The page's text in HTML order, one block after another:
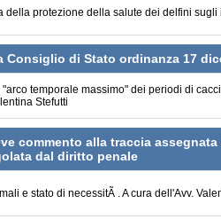
della protezione della salute dei delfini
Consiglio di Stato ordinanza 17
temporale massimo" dei periodi di
Stefutti
commento alla traccia
dal diritto penale
e stato di necessitÃ . A cura dell'Avv.